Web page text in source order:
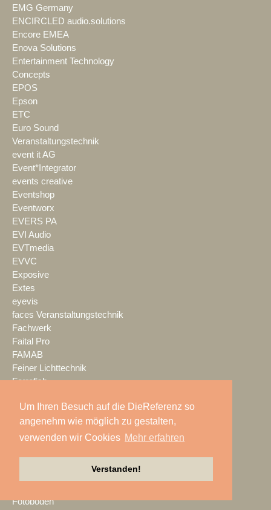
Um Ihren Besuch auf die DieReferenz so
angenehm wie möglich zu gestalten,
verwenden wir Cookies Mehr erfahren
Verstanden!
EMG Germany
ENCIRCLED audio.solutions
Encore EMEA
Enova Solutions
Entertainment Technology
Concepts
EPOS
Epson
ETC
Euro Sound
Veranstaltungstechnik
event it AG
Event*Integrator
events creative
Eventshop
Eventworx
EVERS PA
EVI Audio
EVTmedia
EVVC
Exposive
Extes
eyevis
faces Veranstaltungstechnik
Fachwerk
Faital Pro
FAMAB
Feiner Lichttechnik
Ferrofish
Fischer
Fischer Amps
flashlight Veranstaltungstechnik
Fotoboden